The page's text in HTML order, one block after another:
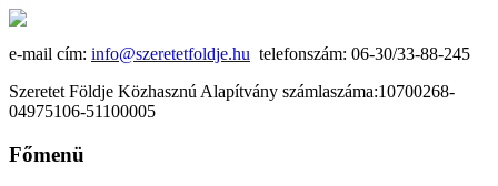
e-mail cím: info@szeretetfoldje.hu telefonszám: 06-30/33-88-245
Szeretet Földje Közhasznú Alapítvány számlaszáma:10700268-
04975106-51100005
Főmenü